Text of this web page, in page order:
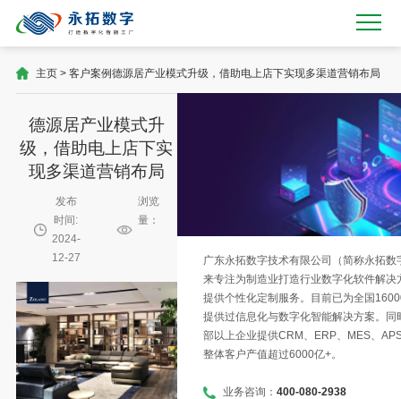
主页> 客户案例德源居产业模式升级，借助电上店下实现多渠道营销布局
德源居产业模式升
级，借助电上店下实
现多渠道营销布局
发布
时间:
2024-
12-27
浏览
量：
广东永拓数字技术有限公司（简称永拓
来专注为制造业打造行业数字化软件解决
提供个性化定制服务。目前已为全国
提供过信息化与数字化智能解决方案。
部以上企业提供CRM、ERP、MES、
整体客户产值超过6000亿+。
业务咨询： 400-080-2938